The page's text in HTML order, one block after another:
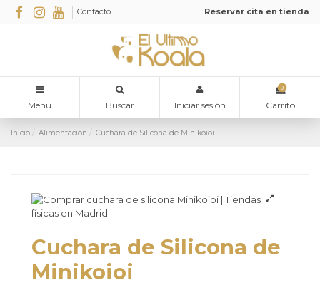
Contacto Reservar cita en tienda
Menu Buscar Iniciar sesión
0
Carrito
Inicio Alimentación Cuchara de Silicona de Minikoioi
Cuchara de Silicona de
Minikoioi